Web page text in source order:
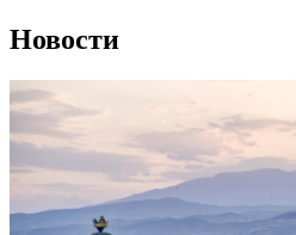
Новости